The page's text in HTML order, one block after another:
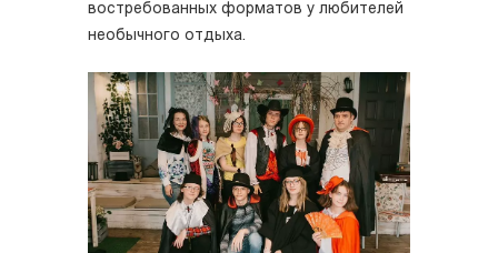
востребованных форматов у любителей
необычного отдыха.